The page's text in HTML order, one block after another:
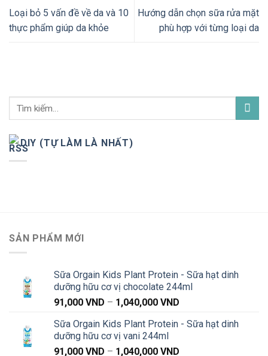
Loại bỏ 5 vấn đề về da và 10
thực phẩm giúp da khỏe
Hướng dẫn chọn sữa rửa mặt
phù hợp với từng loại da
DIY (TỰ LÀM LÀ NHẤT)
SẢN PHẨM MỚI
Sữa Orgain Kids Plant Protein - Sữa hạt dinh
dưỡng hữu cơ vị chocolate 244ml
91,000 VND – 1,040,000 VND
từ
Sữa Orgain Kids Plant Protein - Sữa hạt dinh
dưỡng hữu cơ vị vani 244ml
91,000 VND – 1,040,000 VND